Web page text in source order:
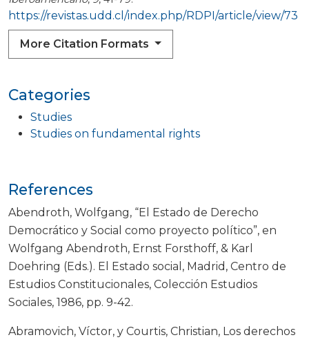
Categories
Studies
Studies on fundamental rights
https://revistas.udd.cl/index.php/RDPI/article/view/73
More Citation Formats
References
Abendroth, Wolfgang, “El Estado de Derecho
Democrático y Social como proyecto político”, en
Wolfgang Abendroth, Ernst Forsthoff, & Karl
Doehring (Eds.). El Estado social, Madrid, Centro de
Estudios Constitucionales, Colección Estudios
Sociales, 1986, pp. 9-42.
Abramovich, Víctor, y Courtis, Christian, Los derechos